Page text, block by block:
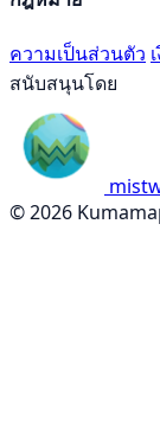
ความเป็นส่วนตัว
สนับสนุนโดย
© 2026